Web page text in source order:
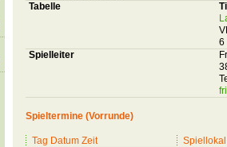
Tabelle
6
Spielleiter
Spieltermine (Vorrunde)
Tag Datum Zeit
Spiellokal